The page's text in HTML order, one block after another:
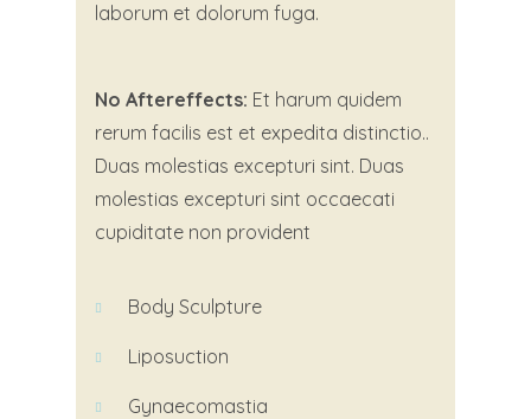
laborum et dolorum fuga.
No Aftereffects: Et harum quidem
rerum facilis est et expedita distinctio..
Duas molestias excepturi sint. Duas
molestias excepturi sint occaecati
cupiditate non provident
Body Sculpture
Liposuction
Gynaecomastia